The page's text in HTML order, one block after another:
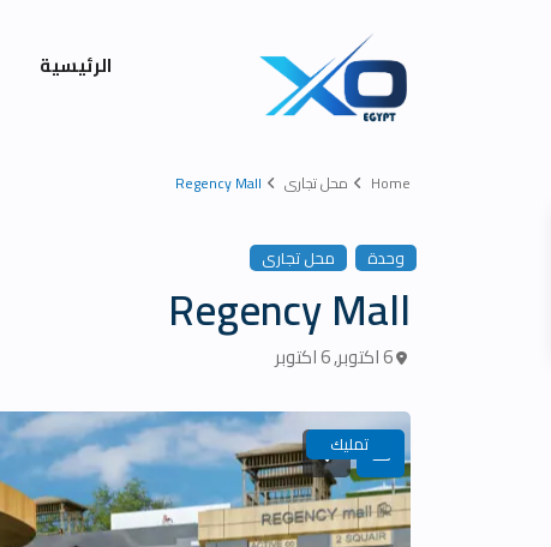
الرئيسية
Home محل تجارى Regency Mall
وحدة محل تجارى
Regency Mall
6 اكتوبر ,6 اكتوبر
تمليك